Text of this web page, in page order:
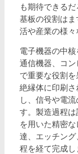
も期待できる
基板の役割は
活や産業の様々
電子機器の中核
通信機器、コ
で重要な役割
絶縁体に印刷
し、信号や電
す。製造過程
を用いた精密
達、エッチン
程を経て完成